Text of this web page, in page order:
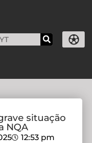
situação
NQA
12:53 pm